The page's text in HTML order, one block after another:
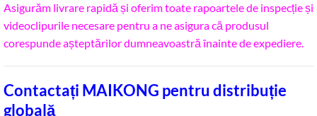
Asigurăm livrare rapidă și oferim toate rapoartele de inspecție și
videoclipurile necesare pentru a ne asigura că produsul
corespunde așteptărilor dumneavoastră înainte de expediere.
Contactați MAIKONG pentru distribuție
globală